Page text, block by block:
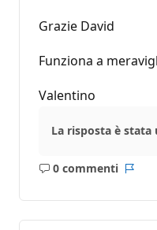
Grazie David
Funziona a
Valentino
La risposta è stata
0 commenti
Nessun